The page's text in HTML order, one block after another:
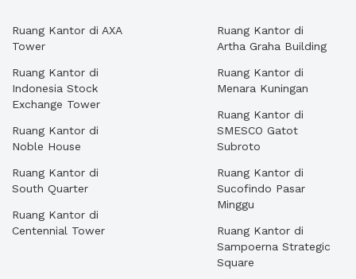
Ruang Kantor di AXA
Tower
Ruang Kantor di
Indonesia Stock
Exchange Tower
Ruang Kantor di
Noble House
Ruang Kantor di
South Quarter
Ruang Kantor di
Centennial Tower
Ruang Kantor di
Artha Graha Building
Ruang Kantor di
Menara Kuningan
Ruang Kantor di
SMESCO Gatot
Subroto
Ruang Kantor di
Sucofindo Pasar
Minggu
Ruang Kantor di
Sampoerna Strategic
Square